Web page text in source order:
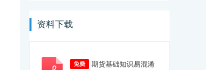
资料下载
期货基础知识易混淆